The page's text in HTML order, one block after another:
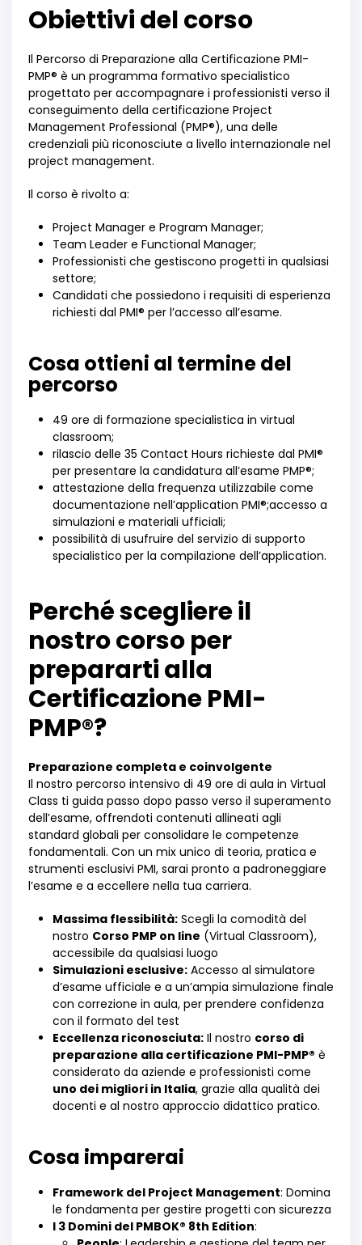
Obiettivi del corso
Il Percorso di Preparazione alla Certificazione PMI-
PMP® è un programma formativo specialistico
progettato per accompagnare i professionisti verso il
conseguimento della certificazione Project
Management Professional (PMP®), una delle
credenziali più riconosciute a livello internazionale nel
project management.
Il corso è rivolto a:
Project Manager e Program Manager;
Team Leader e Functional Manager;
Professionisti che gestiscono progetti in qualsiasi
settore;
Candidati che possiedono i requisiti di esperienza
richiesti dal PMI® per l’accesso all’esame.
Cosa ottieni al termine del
percorso
49 ore di formazione specialistica in virtual
classroom;
rilascio delle 35 Contact Hours richieste dal PMI®
per presentare la candidatura all’esame PMP®;
attestazione della frequenza utilizzabile come
documentazione nell’application PMI®;accesso a
simulazioni e materiali ufficiali;
possibilità di usufruire del servizio di supporto
specialistico per la compilazione dell’application.
Perché scegliere il
nostro corso per
prepararti alla
Certificazione PMI-
PMP®?
Preparazione completa e coinvolgente
Il nostro percorso intensivo di 49 ore di aula in Virtual
Class ti guida passo dopo passo verso il superamento
dell’esame, offrendoti contenuti allineati agli
standard globali per consolidare le competenze
fondamentali. Con un mix unico di teoria, pratica e
strumenti esclusivi PMI, sarai pronto a padroneggiare
l’esame e a eccellere nella tua carriera.
Massima flessibilità: Scegli la comodità del
nostro Corso PMP on line (Virtual Classroom),
accessibile da qualsiasi luogo
Simulazioni esclusive: Accesso al simulatore
d’esame ufficiale e a un’ampia simulazione finale
con correzione in aula, per prendere confidenza
con il formato del test
Eccellenza riconosciuta: Il nostro corso di
preparazione alla certificazione PMI-PMP® è
considerato da aziende e professionisti come
uno dei migliori in Italia, grazie alla qualità dei
docenti e al nostro approccio didattico pratico.
Cosa imparerai
Framework del Project Management: Domina
le fondamenta per gestire progetti con sicurezza
I 3 Domini del PMBOK® 8th Edition: